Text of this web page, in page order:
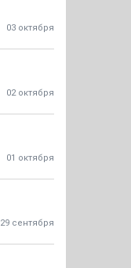
03 октября
02 октября
01 октября
29 сентября